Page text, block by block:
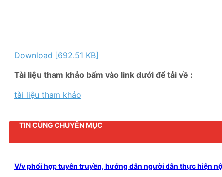
Download [692.51 KB]
Tài liệu tham khảo bấm vào link dưới để tải về :
tài liệu tham khảo
TIN CÙNG CHUYÊN MỤC
V/v phối hợp tuyên truyền, hướng dẫn người dân thực hiện